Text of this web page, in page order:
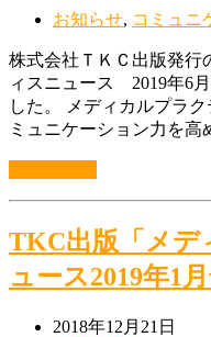
お知らせ, コミュニ
株式会社ＴＫＣ出版発行
ィスニュース 2019年6
した。 メディカルプラ
ミュニケーション力を
TKC出版「メデ
ュース2019年1
2018年12月21日